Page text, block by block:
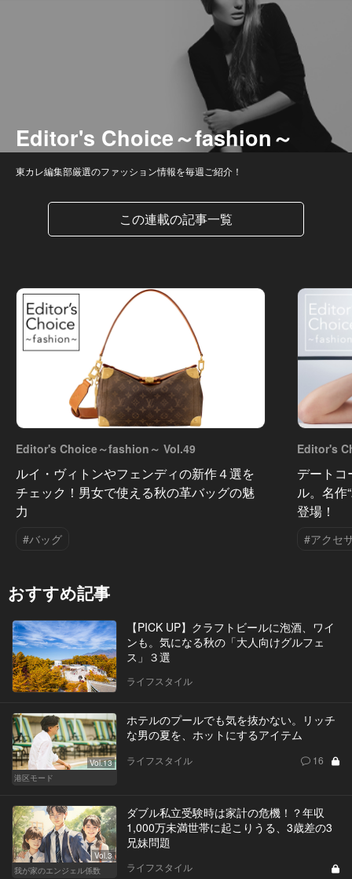
Editor's Choice～fashion～
東カレ編集部厳選のファッション情報を毎週ご紹介！
この連載の記事一覧
Editor's Choice～fashion～ Vol.49
ルイ・ヴィトンやフェンディの新作４選を
チェック！男女で使える秋の革バッグの魅
力
#バッグ
Editor's
デートコ
ル。名作
登場！
#アクセ
おすすめ記事
【PICK UP】クラフトビールに泡酒、ワイ
ンも。気になる秋の「大人向けグルフェ
ス」３選
ライフスタイル
Vol.13
港区モード
ホテルのプールでも気を抜かない。リッチ
な男の夏を、ホットにするアイテム
ライフスタイル 16
Vol.3
我が家のエンジェル係数
ダブル私立受験時は家計の危機！？年収
1,000万未満世帯に起こりうる、3歳差の3
兄妹問題
ライフスタイル